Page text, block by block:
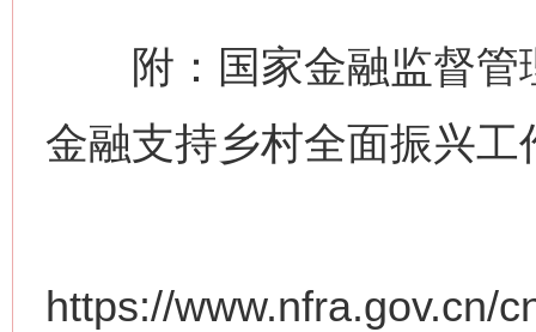
附：国家金融监督管
金融支持乡村全面振兴工
https://www.nfra.gov.cn/
网上购药对药下症？